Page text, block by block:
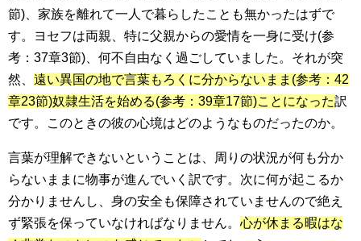
節)、家族を離れて一人で暮らしたことも無かったはずで
す。ヨセフは両親、特に父親からの愛情を一身に受け(参
考：37章3節)、何不自由なく過ごしていました。それが突
然、 遠い異国の地で言葉もろくに分からないまま(参考：42
章23節)奴隷生活を始める(参考：39章17節)ことになった訳
です。このときの彼の心境はどのようなものだったのか。
言葉が理解できないということは、周りの状況が何も分か
らないままに物事が進んでいく訳です。次に何が起こるか
分かりませんし、身の安全も保障されていませんので絶え
ず緊張を保っていなければなりません。 心が休まる暇はな